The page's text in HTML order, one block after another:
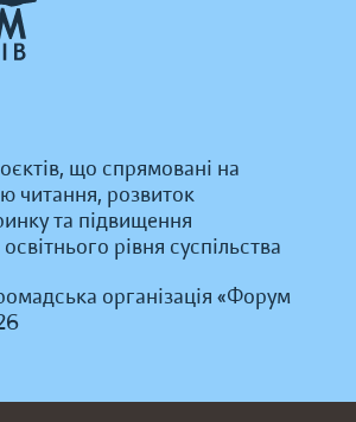
що спрямовані на
читання, розвиток
та підвищення
рівня суспільства
організація «Форум